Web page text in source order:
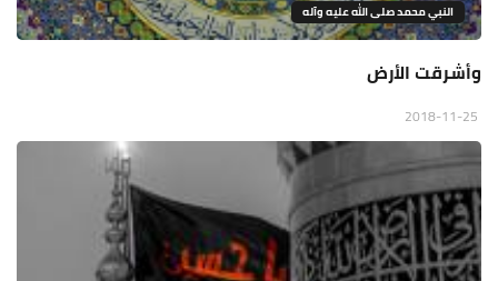
النبي محمد صلى الله عليه وآله
وأشرقت الأرض